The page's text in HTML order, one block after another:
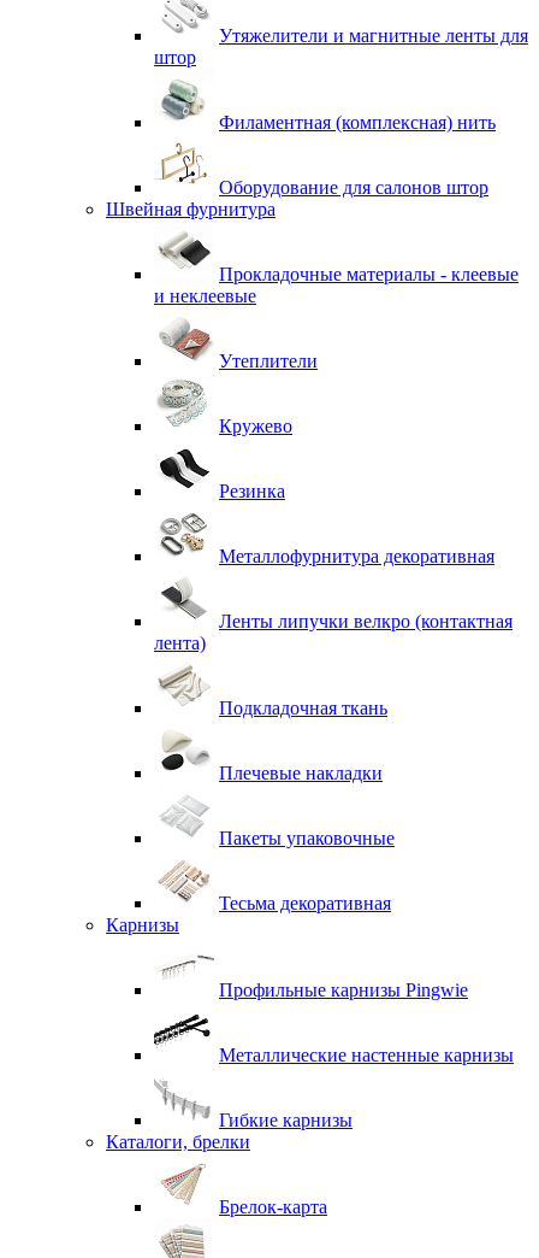
Утяжелители и магнитные ленты для
штор
Филаментная (комплексная) нить
Оборудование для салонов штор
Швейная фурнитура
Прокладочные материалы - клеевые
и неклеевые
Утеплители
Кружево
Резинка
Металлофурнитура декоративная
Ленты липучки велкро (контактная
лента)
Подкладочная ткань
Плечевые накладки
Пакеты упаковочные
Тесьма декоративная
Карнизы
Профильные карнизы Pingwie
Металлические настенные карнизы
Гибкие карнизы
Каталоги, брелки
Брелок-карта